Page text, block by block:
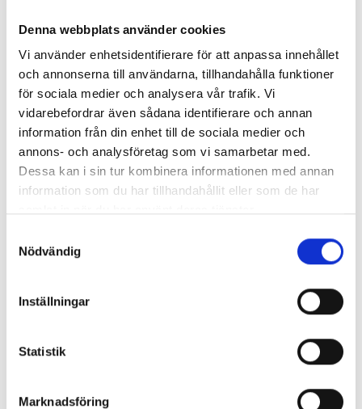
Denna webbplats använder cookies
Vi använder enhetsidentifierare för att anpassa innehållet
och annonserna till användarna, tillhandahålla funktioner
för sociala medier och analysera vår trafik. Vi
vidarebefordrar även sådana identifierare och annan
information från din enhet till de sociala medier och
annons- och analysföretag som vi samarbetar med.
Dessa kan i sin tur kombinera informationen med annan
information som du har tillhandahållit eller som de har
Nödvändig
Inställningar
Statistik
Marknadsföring